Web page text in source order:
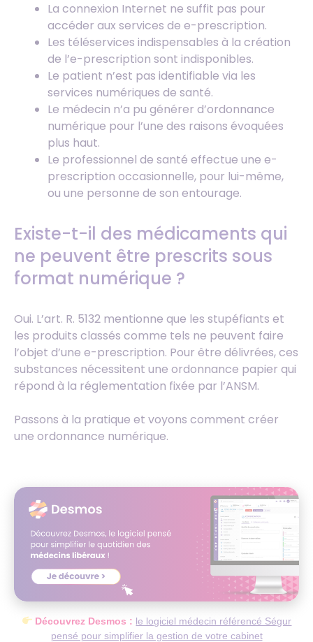
La connexion Internet ne suffit pas pour
accéder aux services de e-prescription.
Les téléservices indispensables à la création
de l’e-prescription sont indisponibles.
Le patient n’est pas identifiable via les
services numériques de santé.
Le médecin n’a pu générer d’ordonnance
numérique pour l’une des raisons évoquées
plus haut.
Le professionnel de santé effectue une e-
prescription occasionnelle, pour lui-même,
ou une personne de son entourage.
Existe-t-il des médicaments qui
ne peuvent être prescrits sous
format numérique ?
Oui. L’art. R. 5132 mentionne que les stupéfiants et
les produits classés comme tels ne peuvent faire
l’objet d’une e-prescription. Pour être délivrées, ces
substances nécessitent une ordonnance papier qui
répond à la réglementation fixée par l’ANSM.
Passons à la pratique et voyons comment créer
une ordonnance numérique.
Découvrez Desmos : le logiciel médecin référencé Ségur
pensé pour simplifier la gestion de votre cabinet